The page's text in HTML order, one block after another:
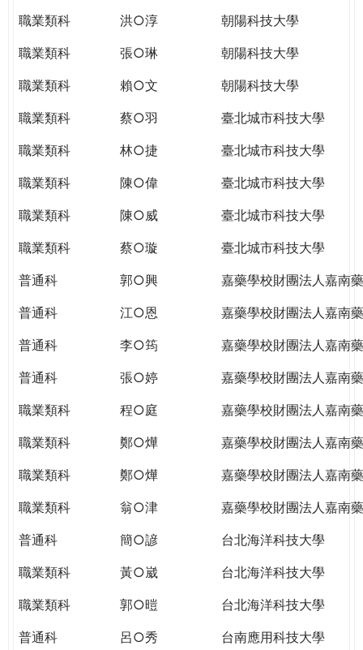
職業類科
洪○淳
朝陽科技大學
職業類科
張○琳
朝陽科技大學
職業類科
賴○文
朝陽科技大學
職業類科
蔡○羽
臺北城市科技大學
職業類科
林○捷
臺北城市科技大學
職業類科
陳○偉
臺北城市科技大學
職業類科
陳○威
臺北城市科技大學
職業類科
蔡○璇
臺北城市科技大學
普通科
郭○興
嘉藥學校財團法人嘉南
普通科
江○恩
嘉藥學校財團法人嘉南
普通科
李○筠
嘉藥學校財團法人嘉南
普通科
張○婷
嘉藥學校財團法人嘉南
職業類科
程○庭
嘉藥學校財團法人嘉南
職業類科
鄭○燁
嘉藥學校財團法人嘉南
職業類科
鄭○燁
嘉藥學校財團法人嘉南
職業類科
翁○津
嘉藥學校財團法人嘉南
普通科
簡○諺
台北海洋科技大學
職業類科
黃○崴
台北海洋科技大學
職業類科
郭○暟
台北海洋科技大學
普通科
呂○秀
台南應用科技大學